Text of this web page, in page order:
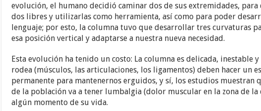
evolución, el humano decidió caminar dos de sus extremidades, para
dos libres y utilizarlas como herramienta, así como para poder
lenguaje; por esto, la columna tuvo que desarrollar tres curvaturas
esa posición vertical y adaptarse a nuestra nueva necesidad.
Esta evolución ha tenido un costo: La columna es delicada, inestable
rodea (músculos, las articulaciones, los ligamentos) deben hacer un
permanente para mantenernos erguidos, y sí, los estudios muestran
de la población va a tener lumbalgia (dolor muscular en la zona de la
algún momento de su vida.